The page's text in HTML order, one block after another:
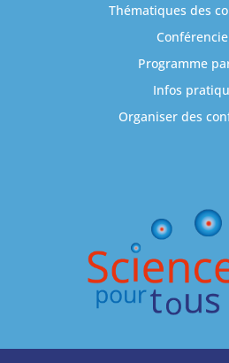
Thématiques des
Programme
Infos
Organiser des